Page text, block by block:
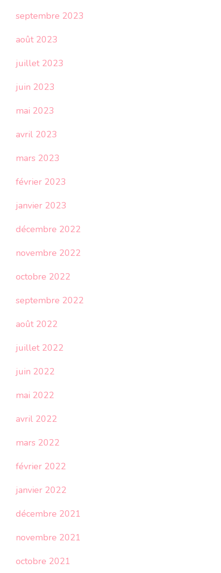
septembre 2023
août 2023
juillet 2023
juin 2023
mai 2023
avril 2023
mars 2023
février 2023
janvier 2023
décembre 2022
novembre 2022
octobre 2022
septembre 2022
août 2022
juillet 2022
juin 2022
mai 2022
avril 2022
mars 2022
février 2022
janvier 2022
décembre 2021
novembre 2021
octobre 2021